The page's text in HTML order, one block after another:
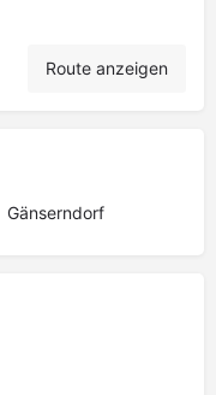
Route anzeigen
Gänserndorf